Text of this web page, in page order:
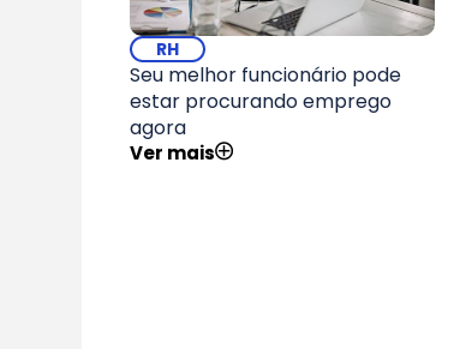
RH
Seu melhor funcionário pode
estar procurando emprego
agora
Ver mais